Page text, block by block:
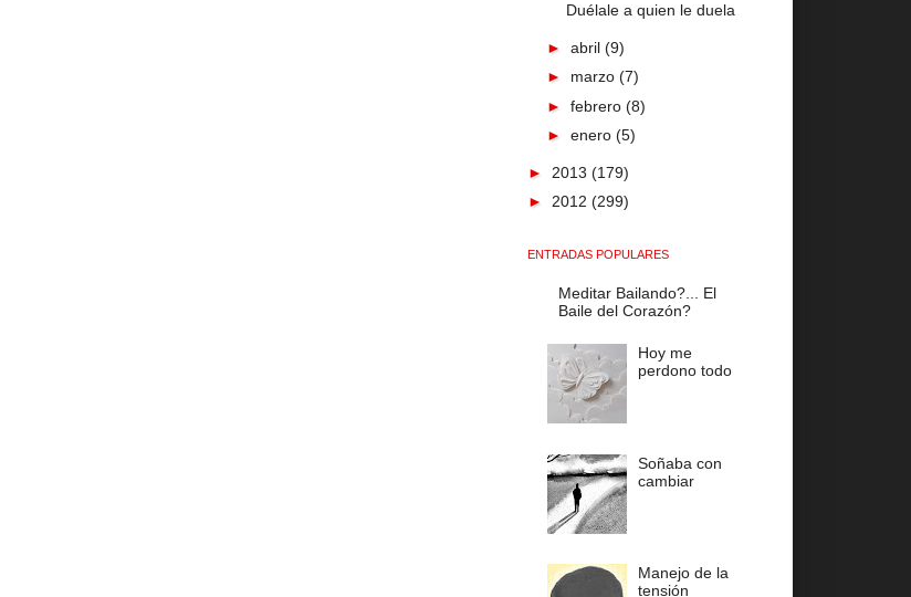
Duélale a quien le duela
► abril (9)
► marzo (7)
► febrero (8)
► enero (5)
► 2013 (179)
► 2012 (299)
ENTRADAS POPULARES
Meditar Bailando?... El
Baile del Corazón?
Hoy me
perdono todo
Soñaba con
cambiar
Manejo de la
tensión